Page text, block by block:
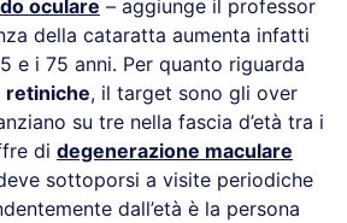
oculare – aggiunge il professor
della cataratta aumenta infatti
e i 75 anni. Per quanto riguarda
retiniche, il target sono gli over
su tre nella fascia d’età tra i
di degenerazione maculare
sottoporsi a visite periodiche
dall’età è la persona